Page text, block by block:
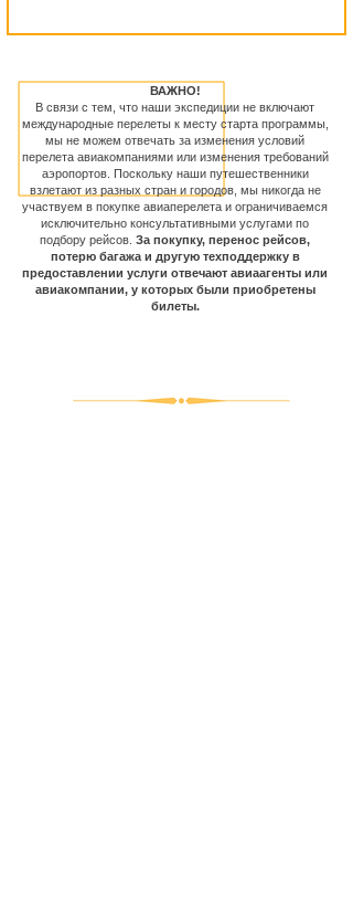
ВАЖНО!
В связи с тем, что наши экспедиции не включают
международные перелеты к месту старта программы,
мы не можем отвечать за изменения условий
перелета авиакомпаниями или изменения требований
аэропортов. Поскольку наши путешественники
взлетают из разных стран и городов, мы никогда не
участвуем в покупке авиаперелета и ограничиваемся
исключительно консультативными услугами по
подбору рейсов. За покупку, перенос рейсов,
потерю багажа и другую техподдержку в
предоставлении услуги отвечают авиаагенты или
авиакомпании, у которых были приобретены
билеты.